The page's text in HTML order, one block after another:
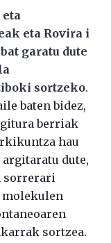
eta Rovira i
garatu dute
sortzeko.
baten bidez,
berriak
hau
dute,
sorrerari
molekulen
sortzea.